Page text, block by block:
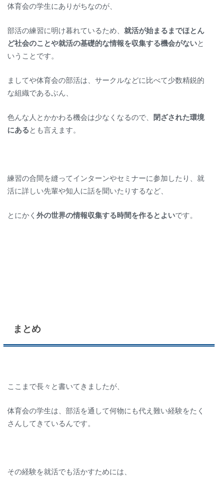
体育会の学生にありがちなのが、
部活の練習に明け暮れているため、 就活が始まるまでほとん
ど社会のことや就活の基礎的な情報を収集する機会がないと
いうことです。
ましてや体育会の部活は、サークルなどに比べて少数精鋭的
な組織であるぶん、
色んな人とかかわる機会は少なくなるので、 閉ざされた環境
にあるとも言えます。
練習の合間を縫ってインターンやセミナーに参加したり、就
活に詳しい先輩や知人に話を聞いたりするなど、
とにかく 外の世界の情報収集する時間を作るとよいです。
まとめ
ここまで長々と書いてきましたが、
体育会の学生は、部活を通して何物にも代え難い経験をたく
さんしてきているんです。
その経験を就活でも活かすためには、